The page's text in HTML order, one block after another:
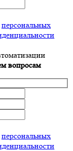
персональных
вопросам
персональных